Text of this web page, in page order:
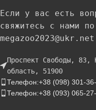
Если у вас есть
свяжитесь с нами
megazoo2023@ukr.net
Проспект Свободы, 83,
область, 51900
Телефон:+38 (098) 301-
Телефон:+38 (093) 065-